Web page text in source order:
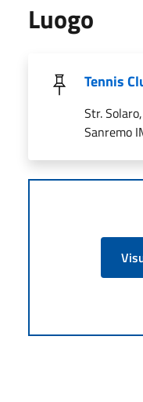
Luogo
Tennis
Str.
Sanremo